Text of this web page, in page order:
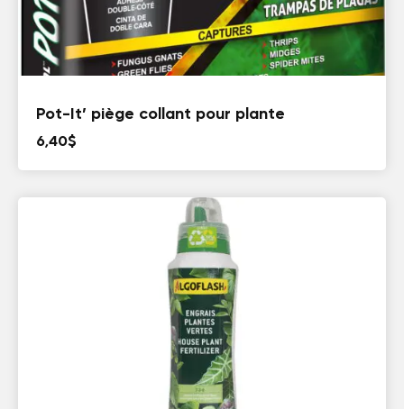
Pot-It’ piège collant pour plante
6,40$